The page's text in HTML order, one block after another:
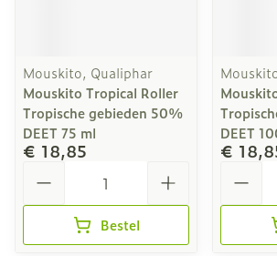
Mouskito, Qualiphar
Mouskito Tropical Roller
Tropische gebieden 50%
DEET 75 ml
€ 18,85
Bestel
DEET
€